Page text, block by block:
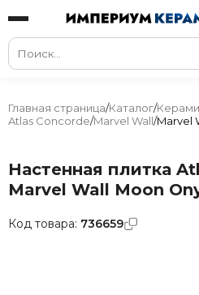
Главная страница/Каталог/
Atlas Concorde/Marvel Wall/Marvel
Настенная плитка
Marvel Wall Moon
Код товара: 736659